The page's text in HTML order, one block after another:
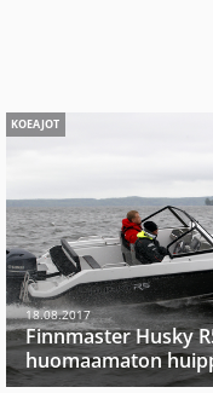
KOEAJOT
18.08.2017
Finnmaster Husky
huomaamaton